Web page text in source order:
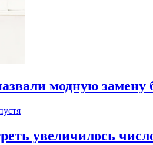
модную
увеличилось